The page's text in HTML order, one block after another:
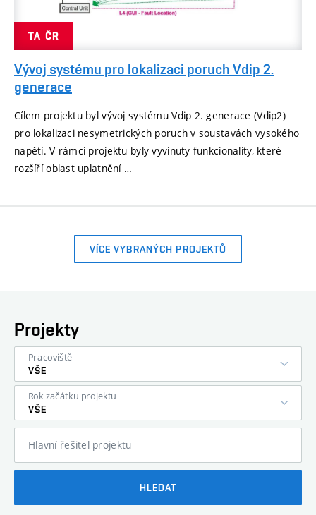
TA ČR
Vývoj systému pro lokalizaci poruch Vdip 2.
generace
Cílem projektu byl vývoj systému Vdip 2. generace (Vdip2)
pro lokalizaci nesymetrických poruch v soustavách vysokého
napětí. V rámci projektu byly vyvinuty funkcionality, které
rozšíří oblast uplatnění …
VÍCE VYBRANÝCH PROJEKTŮ
Projekty
Pracoviště
VŠE
Rok začátku projektu
VŠE
Hlavní řešitel projektu
HLEDAT